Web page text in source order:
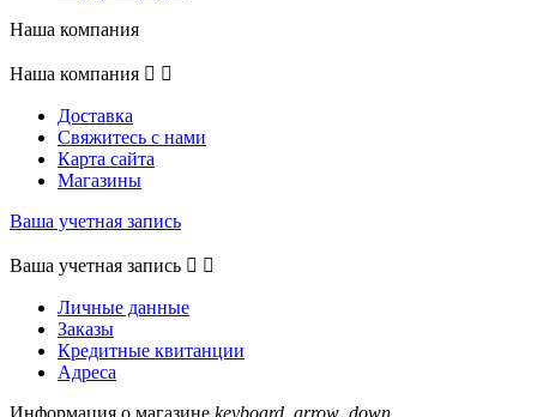
Наша компания
Наша компания  
Доставка
Свяжитесь с нами
Карта сайта
Магазины
Ваша учетная запись
Ваша учетная запись  
Личные данные
Заказы
Кредитные квитанции
Адреса
Информация о магазине keyboard_arrow_down